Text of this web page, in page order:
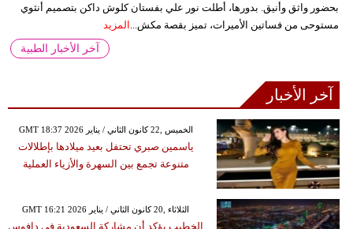
بحضور واثق وأنيق. بدورها، أطلت نور علي بفستان كلوش داكن بتصميم أنثوي
مستوحى من فساتين الأميرات، تميز بقصة مكش... المزيد
آخر الأخبار الطبية
آخر الأخبار
GMT 18:37 2026 الخميس ,22 كانون الثاني / يناير
ياسمين صبري تحتفل بعيد ميلادها بإطلالات
متنوعة تجمع بين السهرة والأزياء العملية
GMT 16:21 2026 الثلاثاء ,20 كانون الثاني / يناير
الخطيب يؤكد أن مشاركة السعودية في دافوس